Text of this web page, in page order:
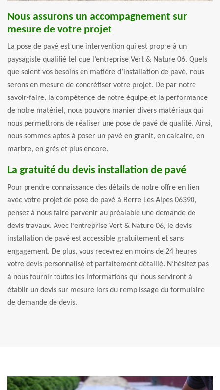
Nous assurons un accompagnement sur
mesure de votre projet
La pose de pavé est une intervention qui est propre à un
paysagiste qualifié tel que l’entreprise Vert & Nature 06. Quels
que soient vos besoins en matière d’installation de pavé, nous
serons en mesure de concrétiser votre projet. De par notre
savoir-faire, la compétence de notre équipe et la performance
de notre matériel, nous pouvons manier divers matériaux qui
nous permettrons de réaliser une pose de pavé de qualité. Ainsi,
nous sommes aptes à poser un pavé en granit, en calcaire, en
marbre, en grès et plus encore.
La gratuité du devis installation de pavé
Pour prendre connaissance des détails de notre offre en lien
avec votre projet de pose de pavé à Berre Les Alpes 06390,
pensez à nous faire parvenir au préalable une demande de
devis travaux. Avec l’entreprise Vert & Nature 06, le devis
installation de pavé est accessible gratuitement et sans
engagement. De plus, vous recevrez en moins de 24 heures
votre devis personnalisé et parfaitement détaillé. N’hésitez pas
à nous fournir toutes les informations qui nous serviront à
établir un devis sur mesure lors du remplissage du formulaire
de demande de devis.